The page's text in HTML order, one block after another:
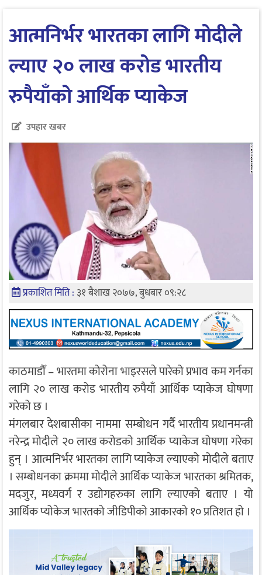
आत्मनिर्भर भारतका लागि मोदीले
ल्याए २० लाख करोड भारतीय
रुपैयाँको आर्थिक प्याकेज
उपहार खबर
प्रकाशित मिति : ३१ बैशाख २०७७, बुधबार ०९:२८
काठमाडौँ – भारतमा कोरोना भाइरसले पारेको प्रभाव कम गर्नका
लागि २० लाख करोड भारतीय रुपैयाँ आर्थिक प्याकेज घोषणा
गरेको छ ।
मंगलबार देशबासीका नाममा सम्बोधन गर्दै भारतीय प्रधानमन्त्री
नरेन्द्र मोदीले २० लाख करोडको आर्थिक प्याकेज घोषणा गरेका
हुन् । आत्मनिर्भर भारतका लागि प्याकेज ल्याएको मोदीले बताए
। सम्बोधनका क्रममा मोदीले आर्थिक प्याकेज भारतका श्रमितक,
मदजुर, मध्यवर्ग र उद्योगहरुका लागि ल्याएको बताए । यो
आर्थिक प्योकेज भारतको जीडिपीको आकारको १० प्रतिशत हो ।